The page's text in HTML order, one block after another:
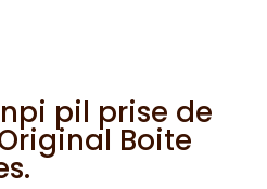
pil prise de
Boite